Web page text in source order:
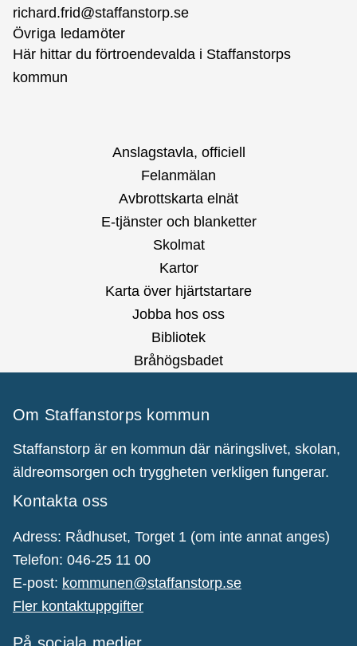
richard.frid@staffanstorp.se
Övriga ledamöter
Här hittar du förtroendevalda i Staffanstorps
kommun
Anslagstavla, officiell
Felanmälan
Avbrottskarta elnät
E-tjänster och blanketter
Skolmat
Kartor
Karta över hjärtstartare
Jobba hos oss
Bibliotek
Bråhögsbadet
Om Staffanstorps kommun
Staffanstorp är en kommun där näringslivet, skolan,
äldreomsorgen och tryggheten verkligen fungerar.
Kontakta oss
Adress: Rådhuset, Torget 1 (om inte annat anges)
Telefon: 046-25 11 00
E-post: kommunen@staffanstorp.se
Fler kontaktuppgifter